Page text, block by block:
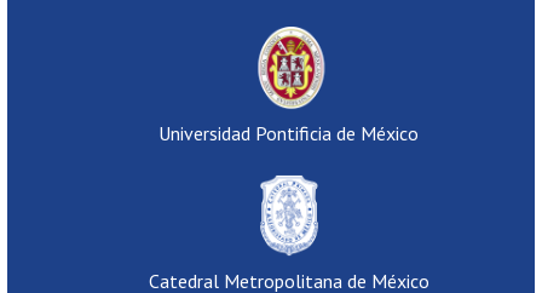
Universidad Pontificia de México
Catedral Metropolitana de México